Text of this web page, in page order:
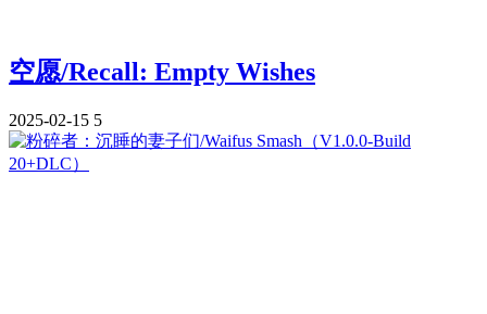
空愿/Recall: Empty Wishes
2025-02-15 5